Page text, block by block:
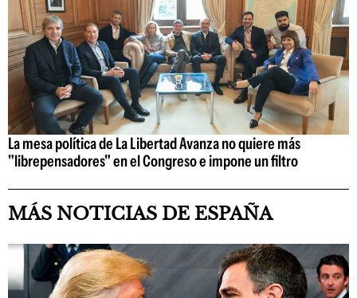
La mesa política de La Libertad Avanza no quiere más
"librepensadores" en el Congreso e impone un filtro
MÁS NOTICIAS DE ESPAÑA